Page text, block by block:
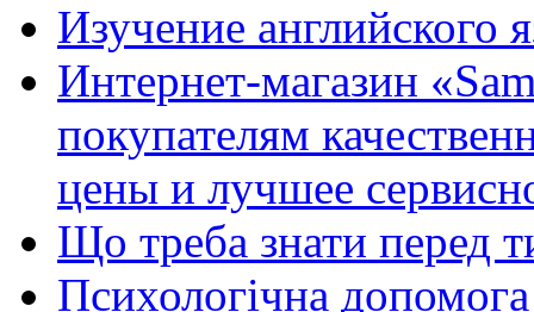
Изучение английского
Интернет-магазин
покупателям
цены и лучшее
Що треба знати перед
Психологічна